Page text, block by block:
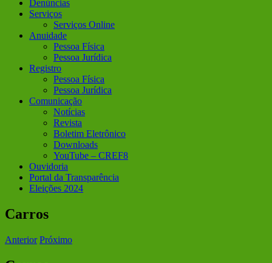
Denúncias
Serviços
Serviços Online
Anuidade
Pessoa Física
Pessoa Jurídica
Registro
Pessoa Física
Pessoa Jurídica
Comunicação
Notícias
Revista
Boletim Eletrônico
Downloads
YouTube – CREF8
Ouvidoria
Portal da Transparência
Eleições 2024
Carros
Anterior Próximo